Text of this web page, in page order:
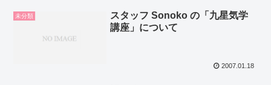
未分類
スタッフ Sonoko の「九星気学
講座」について
2007.01.18